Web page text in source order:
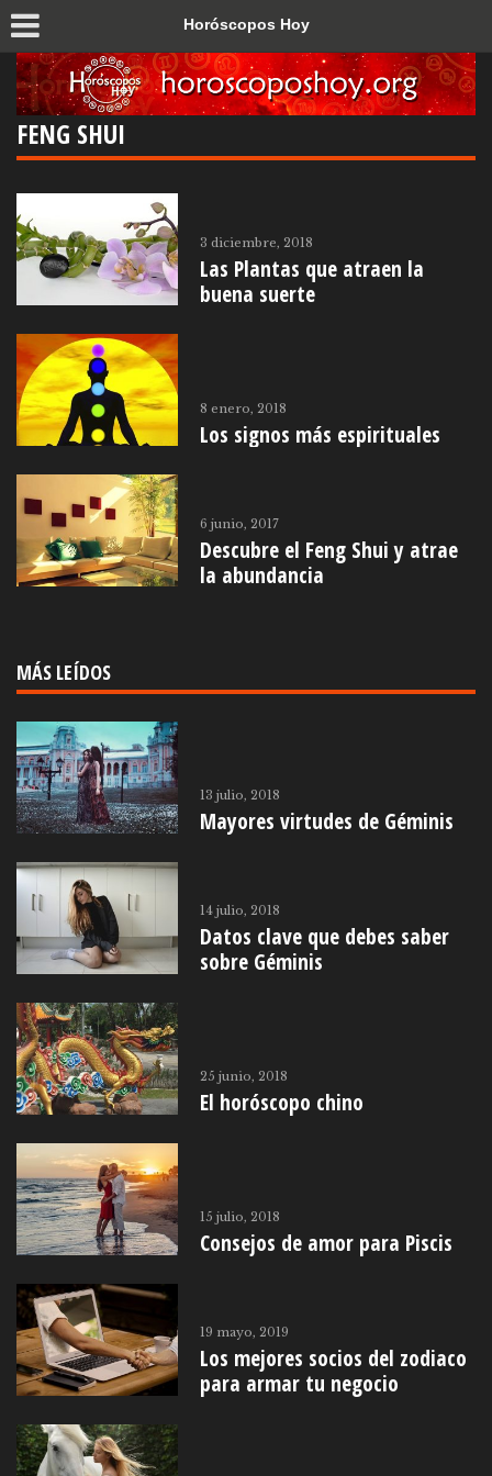
Horóscopos Hoy
FENG SHUI
3 diciembre, 2018
Las Plantas que atraen la
buena suerte
8 enero, 2018
Los signos más espirituales
6 junio, 2017
Descubre el Feng Shui y atrae
la abundancia
MÁS LEÍDOS
13 julio, 2018
Mayores virtudes de Géminis
14 julio, 2018
Datos clave que debes saber
sobre Géminis
25 junio, 2018
El horóscopo chino
15 julio, 2018
Consejos de amor para Piscis
19 mayo, 2019
Los mejores socios del zodiaco
para armar tu negocio